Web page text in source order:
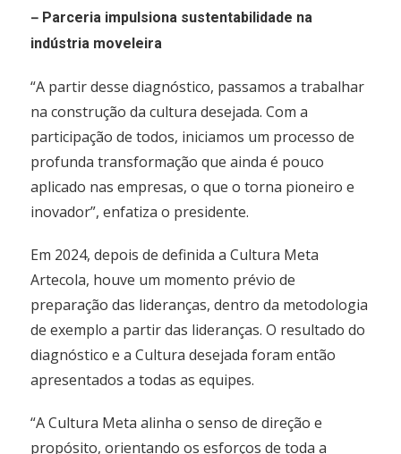
– Parceria impulsiona sustentabilidade na
indústria moveleira
“A partir desse diagnóstico, passamos a trabalhar
na construção da cultura desejada. Com a
participação de todos, iniciamos um processo de
profunda transformação que ainda é pouco
aplicado nas empresas, o que o torna pioneiro e
inovador”, enfatiza o presidente.
Em 2024, depois de definida a Cultura Meta
Artecola, houve um momento prévio de
preparação das lideranças, dentro da metodologia
de exemplo a partir das lideranças. O resultado do
diagnóstico e a Cultura desejada foram então
apresentados a todas as equipes.
“A Cultura Meta alinha o senso de direção e
propósito, orientando os esforços de toda a